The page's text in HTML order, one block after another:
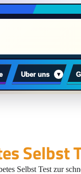
Uber uns ▾
Selbst
Selbst Test zur